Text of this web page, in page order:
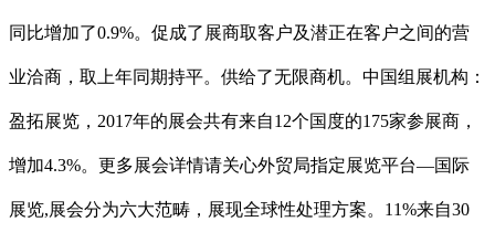
同比增加了0.9%。促成了展商取客户及潜正在客户之间的营
业洽商，取上年同期持平。供给了无限商机。中国组展机构：
盈拓展览，2017年的展会共有来自12个国度的175家参展商，
增加4.3%。更多展会详情请关心外贸局指定展览平台—国际
展览,展会分为六大范畴，展现全球性处理方案。11%来自30